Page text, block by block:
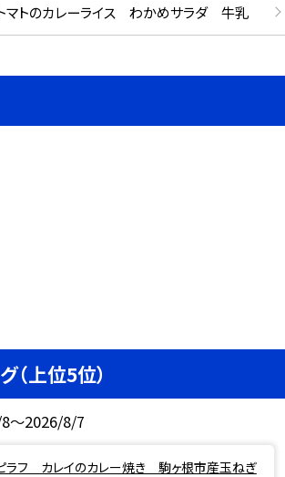
マトのカレーライス わかめサラダ 牛乳
（上位5位）
～2026/8/7
ラフ カレイのカレー焼き 駒ヶ根市産玉ねぎ